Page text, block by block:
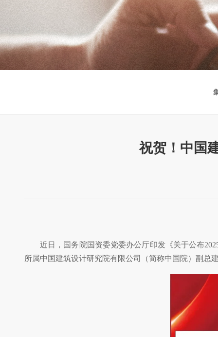
祝贺！中国
近日，国务院国资委党委办公厅印发《关于公布
所属中国建筑设计研究院有限公司（简称中国院）副总